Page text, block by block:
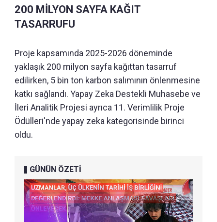
200 MİLYON SAYFA KAĞIT
TASARRUFU
Proje kapsamında 2025-2026 döneminde
yaklaşık 200 milyon sayfa kağıttan tasarruf
edilirken, 5 bin ton karbon salımının önlenmesine
katkı sağlandı. Yapay Zeka Destekli Muhasebe ve
İleri Analitik Projesi ayrıca 11. Verimlilik Proje
Ödülleri'nde yapay zeka kategorisinde birinci
oldu.
GÜNÜN ÖZETİ